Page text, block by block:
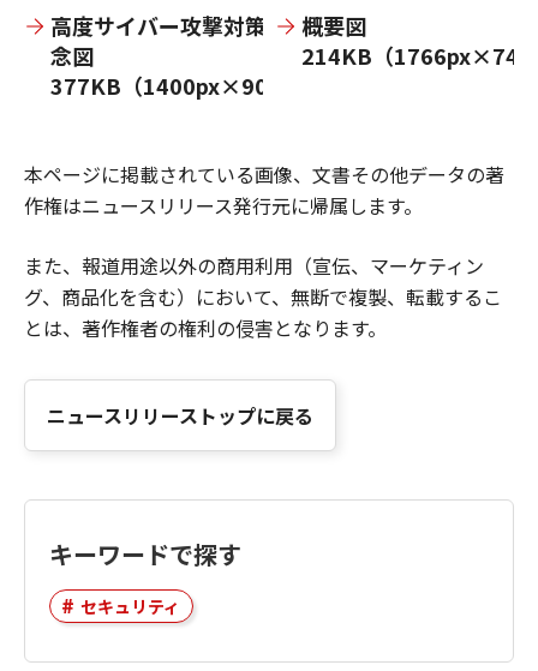
高度サイバー攻撃対策 概
念図
377KB（1400px×900px）
概要図
214KB（
本ページに掲載されている画像、文書その他データの著
作権はニュースリリース発行元に帰属します。
また、報道用途以外の商用利用（宣伝、マーケティン
グ、商品化を含む）において、無断で複製、転載するこ
とは、著作権者の権利の侵害となります。
ニュースリリーストップに戻る
キーワードで探す
セキュリティ